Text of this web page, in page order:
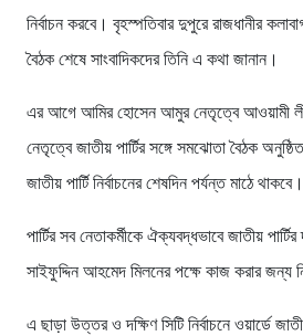
নির্বাচন করবে। বৃহস্পতিবার দুপুরে রাজধানীর
বৈঠক শেষে সাংবাদিকদের তিনি এ কথা জানান।
এর আগে আমির হোসেন আমুর নেতৃত্বে আওয়ামী লীগ
নেতৃত্বে জাতীয় পার্টির সঙ্গে সমঝোতা বৈঠক
জাতীয় পার্টি নির্বাচনের শেষদিন পর্যন্ত মাঠে থাকবে।
পার্টির সব নেতাকর্মীকে ঐক্যবদ্ধভাবে জাতীয় পার্টির
সাইফুদ্দিন আহমেদ মিলনের পক্ষে কাজ করার জন্য
এ ছাড়া উত্তর ও দক্ষিণ সিটি নির্বাচনে ওয়ার্ডে